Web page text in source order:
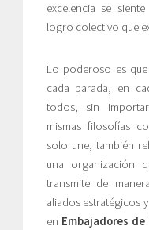
excelencia se
logro colectivo que
Lo poderoso es
cada parada, en
todos, sin
mismas filosofías
solo une, también
una organización
transmite de
aliados estratégicos
en Embajadores de